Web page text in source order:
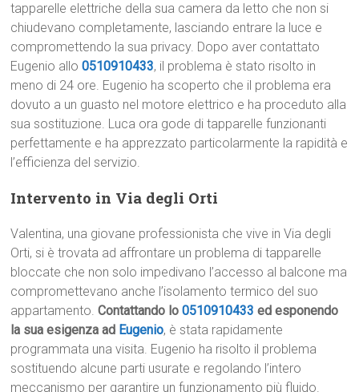
tapparelle elettriche della sua camera da letto che non si
chiudevano completamente, lasciando entrare la luce e
compromettendo la sua privacy. Dopo aver contattato
Eugenio allo0510910433, il problema è stato risolto in
meno di 24 ore. Eugenio ha scoperto che il problema era
dovuto a un guasto nel motore elettrico e ha proceduto alla
sua sostituzione. Luca ora gode di tapparelle funzionanti
perfettamente e ha apprezzato particolarmente la rapidità e
l’efficienza del servizio.
Intervento in Via degli Orti
Valentina, una giovane professionista che vive in Via degli
Orti, si è trovata ad affrontare un problema di tapparelle
bloccate che non solo impedivano l’accesso al balcone ma
compromettevano anche l’isolamento termico del suo
appartamento.Contattando lo0510910433 ed esponendo
la sua esigenza ad Eugenio, è stata rapidamente
programmata una visita. Eugenio ha risolto il problema
sostituendo alcune parti usurate e regolando l’intero
meccanismo per garantire un funzionamento più fluido.